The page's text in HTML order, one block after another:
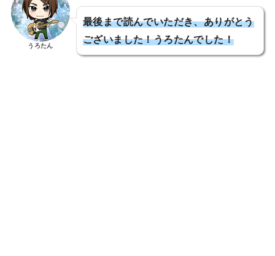
うろたん
最後まで読んでいただき、ありがとう
ございました！うろたんでした！